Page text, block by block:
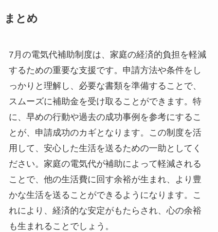
まとめ
7月の電気代補助制度は、家庭の経済的負担を軽減
するための重要な支援です。申請方法や条件をし
っかりと理解し、必要な書類を準備することで、
スムーズに補助金を受け取ることができます。特
に、早めの行動や過去の成功事例を参考にするこ
とが、申請成功のカギとなります。この制度を活
用して、安心した生活を送るための一助としてく
ださい。家庭の電気代が補助によって軽減される
ことで、他の生活費に回す余裕が生まれ、より豊
かな生活を送ることができるようになります。こ
れにより、経済的な安定がもたらされ、心の余裕
も生まれることでしょう。